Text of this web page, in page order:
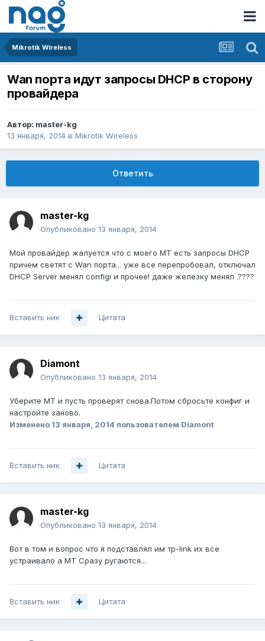
Mikrotik Wireless
Wan порта идут запросы DHCP в сторону
провайдера
Автор: master-kg
13 января, 2014 в Mikrotik Wireless
Ответить
master-kg
Опубликовано 13 января, 2014
Мой провайдер жалуется что с моего МТ есть запросы DHCP
причем светят с Wan порта... уже все перепробовал, отключал
DHCP Server менял configi и прочее! даже железку менял .????
Вставить ник Цитата
Diamont
Опубликовано 13 января, 2014
Уберите МТ и пусть проверят снова.Потом сбросьте конфиг и
настройте заново.
Изменено 13 января, 2014 пользователем Diamont
Вставить ник Цитата
master-kg
Опубликовано 13 января, 2014
Вот в том и вопрос что я подставлял им тр-link их все
устраивало а МТ Сразу ругаются...
Вставить ник Цитата